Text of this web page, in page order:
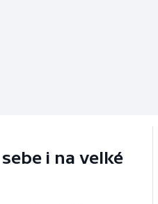
i na velké